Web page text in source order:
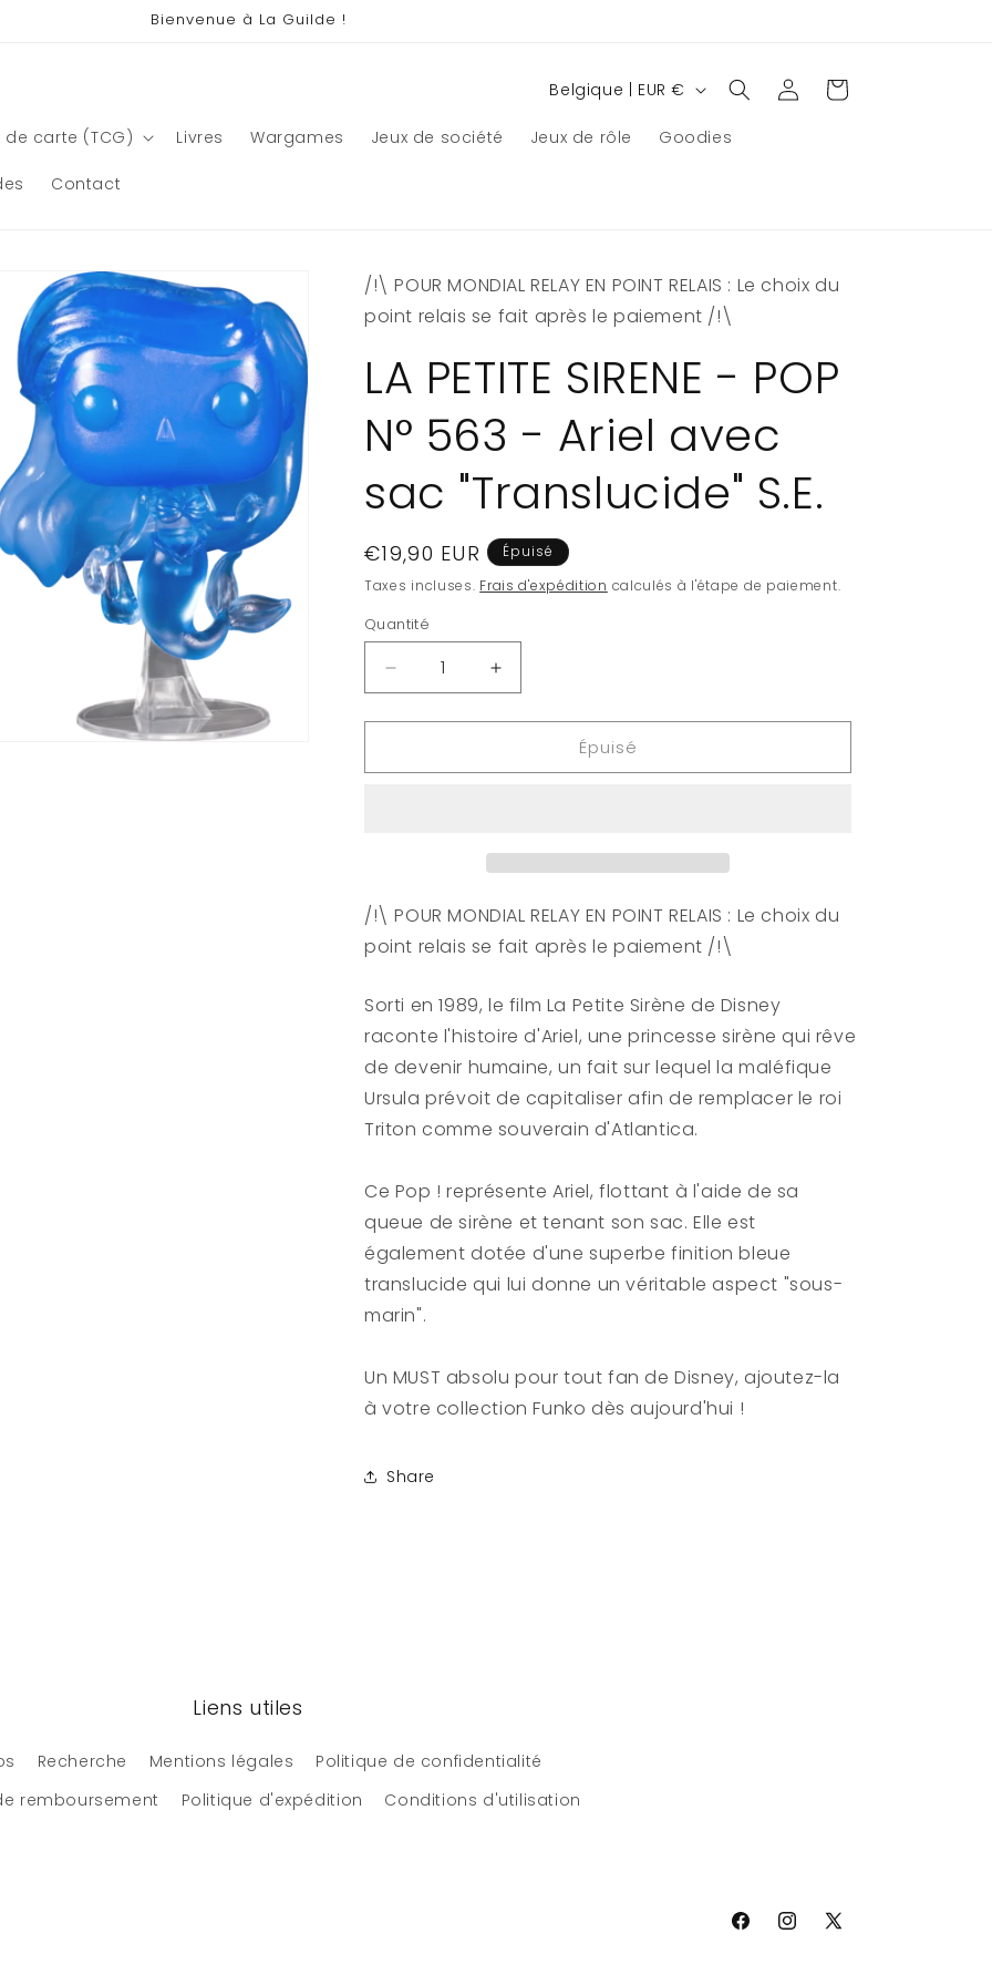
Bienvenue à La Guilde !
de carte (TCG) Livres Wargames Jeux de société Jeux de rôle Goodies
Contact
P
y
é
g
i
o
n
Belgique | EUR € ConnexionPanier
/!\ POUR MONDIAL RELAY EN POINT RELAIS : Le choix du
point relais se fait après le paiement /!\
LA PETITE SIRENE - POP
N° 563 - Ariel avec
sac "Translucide" S.E.
Prix
habituel
€19,90 EUR
Épuisé
Taxes incluses. Frais d'expédition calculés à l'étape de paiement.
Quantité
Quantité
Réduire
la
quantité
LA
563
Ariel
sac
&quot;Translucide&quot;
S.E.
Augmenter
la
quantité
LA
563
Ariel
sac
&quot;Translucide&quot;
S.E.
Épuisé
/!\ POUR MONDIAL RELAY EN POINT RELAIS : Le choix du
point relais se fait après le paiement /!\
Sorti en 1989, le film La Petite Sirène de Disney
raconte l'histoire d'Ariel, une princesse sirène qui rêve
de devenir humaine, un fait sur lequel la maléfique
Ursula prévoit de capitaliser afin de remplacer le roi
Triton comme souverain d'Atlantica.
Ce Pop ! représente Ariel, flottant à l'aide de sa
queue de sirène et tenant son sac. Elle est
également dotée d'une superbe finition bleue
translucide qui lui donne un véritable aspect "sous-
marin".
Un MUST absolu pour tout fan de Disney, ajoutez-la
à votre collection Funko dès aujourd'hui !
Share
Liens utiles
Recherche Mentions légales
Politique de confidentialité
remboursement
Politique d'expédition Conditions d'utilisation
FacebookInstagram
X